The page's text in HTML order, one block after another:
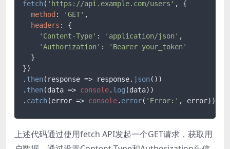
fetch( 'https://api.example.com/users' , {
method : 'GET' ,
headers : {
'Content-Type' : 'application/json' ,
'Authorization' :
'Bearer your_token'
  }
})
. then( response => response. json())
. then(data => console. log (data))
. catch(error => console. error( 'Error:'
上述代码通过使用fetch API发起一个GET请求，获取用